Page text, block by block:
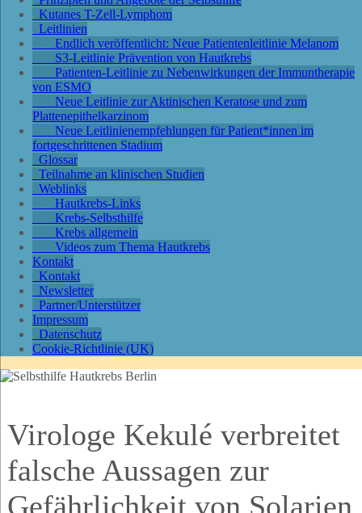
Kutanes T-Zell-Lymphom
Leitlinien
Endlich veröffentlicht: Neue Patientenleitlinie Melanom
S3-Leitlinie Prävention von Hautkrebs
Patienten-Leitlinie zu Nebenwirkungen der Immuntherapie
von ESMO
Neue Leitlinie zur Aktinischen Keratose und zum
Plattenepithelkarzinom
Neue Leitlinienempfehlungen für Patient*innen im
fortgeschrittenen Stadium
Glossar
Teilnahme an klinischen Studien
Weblinks
Hautkrebs-Links
Krebs-Selbsthilfe
Krebs allgemein
Videos zum Thema Hautkrebs
Kontakt
Kontakt
Newsletter
Partner/Unterstützer
Impressum
Datenschutz
Cookie-Richtlinie (UK)
Virologe Kekulé verbreitet
falsche Aussagen zur
Gefährlichkeit von Solarien